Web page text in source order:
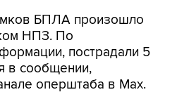
БПЛА произошло
НПЗ. По
пострадали 5
в сообщении,
оперштаба в Max.